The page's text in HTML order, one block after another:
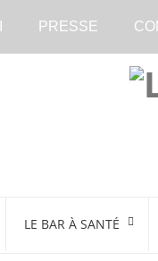
PRESSE
LE BAR À SANTÉ